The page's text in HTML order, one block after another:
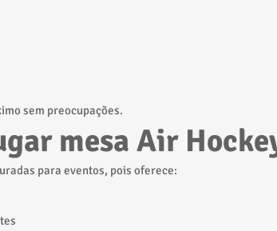
sem preocupações.
mesa Air
para eventos, pois oferece: